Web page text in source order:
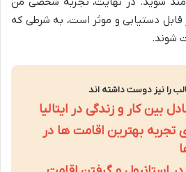
دستیابی و موثر است، به شرطی که
شوند.
را نیز دوست داشته اند
بین کار و زندگی در ایتالیا
تجربه بهترین اقامت ها در